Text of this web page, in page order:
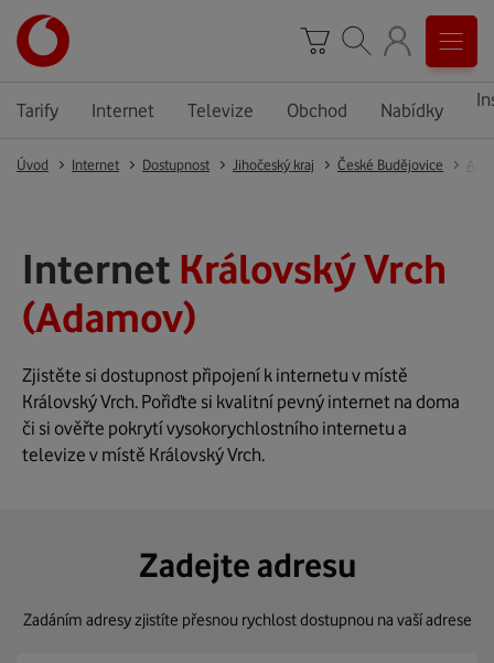
Tarify Internet Televize Obchod Nabídky
Úvod Internet Dostupnost Jihočeský kraj České Budějovice
Internet Královský Vrch
(Adamov)
Zjistěte si dostupnost připojení k internetu v místě
Královský Vrch. Pořiďte si kvalitní pevný internet na doma
či si ověřte pokrytí vysokorychlostního internetu a
televize v místě Královský Vrch.
Zadejte adresu
Zadáním adresy zjistíte přesnou rychlost dostupnou na vaší adrese